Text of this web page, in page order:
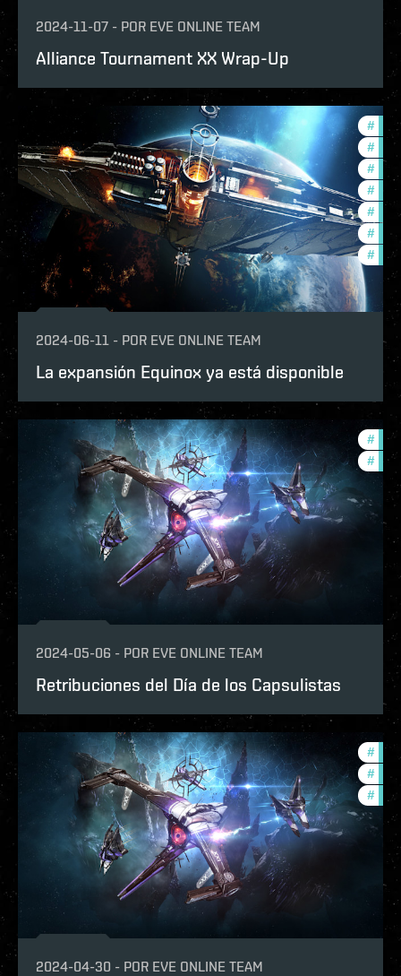
2024-11-07 - POR EVE ONLINE TEAM
Alliance Tournament XX Wrap-Up
#
#
#
#
#
#
#
2024-06-11 - POR EVE ONLINE TEAM
La expansión Equinox ya está disponible
# in-
#
2024-05-06 - POR EVE ONLINE TEAM
Retribuciones del Día de los Capsulistas
# in-
#
#
2024-04-30 - POR EVE ONLINE TEAM